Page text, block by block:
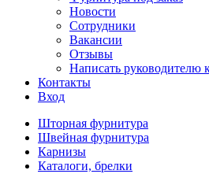
Новости
Сотрудники
Вакансии
Отзывы
Написать руководителю
Контакты
Вход
Шторная фурнитура
Швейная фурнитура
Карнизы
Каталоги, брелки